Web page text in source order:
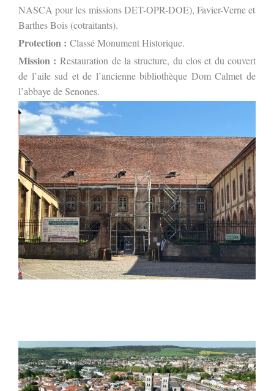
NASCA pour les missions DET-OPR-DOE), Favier-Verne et
Barthes Bois (cotraitants).
Protection : Classé Monument Historique.
Mission : Restauration de la structure, du clos et du couvert
de l’aile sud et de l’ancienne bibliothèque Dom Calmet de
l’abbaye de Senones.